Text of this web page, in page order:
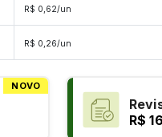
R$ 0,62/un
R$ 0,26/un
NOVO
R$